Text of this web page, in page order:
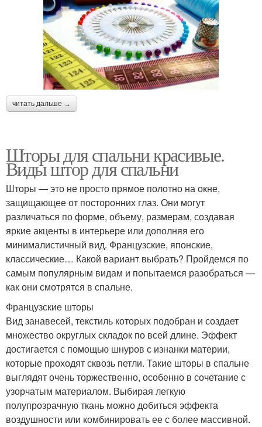
читать дальше →
Шторы для спальни красивые.
Виды штор для спальни
Шторы — это не просто прямое полотно на окне,
защищающее от посторонних глаз. Они могут
различаться по форме, объему, размерам, создавая
яркие акценты в интерьере или дополняя его
минималистичный вид. Французские, японские,
классические… Какой вариант выбрать? Пройдемся по
самым популярным видам и попытаемся разобраться —
как они смотрятся в спальне.
Французские шторы
Вид занавесей, текстиль которых подобран и создает
множество округлых складок по всей длине. Эффект
достигается с помощью шнуров с изнанки материи,
которые проходят сквозь петли. Такие шторы в спальне
выглядят очень торжественно, особенно в сочетание с
узорчатым материалом. Выбирая легкую
полупрозрачную ткань можно добиться эффекта
воздушности или комбинировать ее с более массивной.